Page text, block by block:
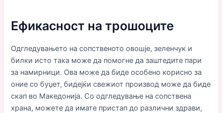
Ефикасност на трошоците
Одгледувањето на сопственото овошје, зеленчук и
билки исто така може да помогне да заштедите пари
за намирници. Ова може да биде особено корисно за
оние со буџет, бидејќи свежиот производ може да биде
скап во Македонија. Со одгледување на сопствена
храна, можете да имате пристап до различни здрави,